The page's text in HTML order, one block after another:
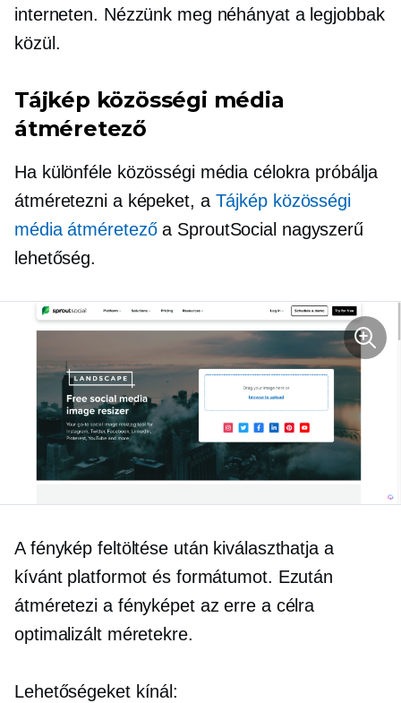
interneten. Nézzünk meg néhányat a legjobbak
közül.
Tájkép közösségi média
átméretező
Ha különféle közösségi média célokra próbálja
átméretezni a képeket, a Tájkép közösségi
média átméretezőa SproutSocial nagyszerű
lehetőség.
A fénykép feltöltése után kiválaszthatja a
kívánt platformot és formátumot. Ezután
átméretezi a fényképet az erre a célra
optimalizált méretekre.
Lehetőségeket kínál: